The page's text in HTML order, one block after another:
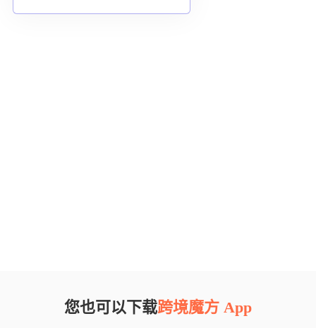
您也可以下载跨境魔方 App